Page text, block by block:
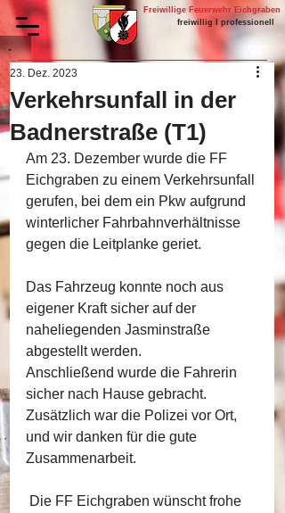
Freiwillige Feuerwehr Eichgraben
freiwillig I professionell
Verkehrsunfall in der
Badnerstraße (T1)
23. Dez. 2023
Am 23. Dezember wurde die FF
Eichgraben zu einem Verkehrsunfall
gerufen, bei dem ein Pkw aufgrund
winterlicher Fahrbahnverhältnisse
gegen die Leitplanke geriet.
Das Fahrzeug konnte noch aus
eigener Kraft sicher auf der
naheliegenden Jasminstraße
abgestellt werden.
Anschließend wurde die Fahrerin
sicher nach Hause gebracht.
Zusätzlich war die Polizei vor Ort,
und wir danken für die gute
Zusammenarbeit.